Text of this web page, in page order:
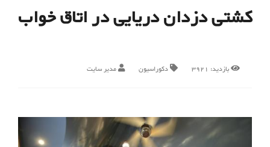
تحریریه
کشتی دزدان دریایی در اتاق خواب
بازدید: 3921 دکوراسیون مدیر سایت